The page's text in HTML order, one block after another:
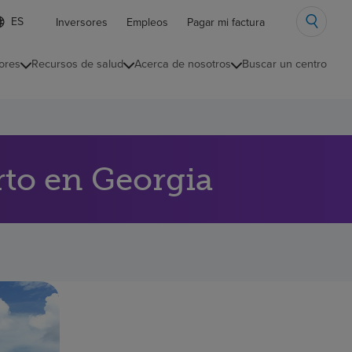
Inversores Empleos Pagar mi factura
Recursos de salud Acerca de nosotros Buscar un centro
en Georgia